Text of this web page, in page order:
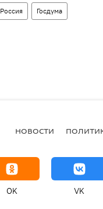
Россия Госдума
НОВОСТИ
OK VK